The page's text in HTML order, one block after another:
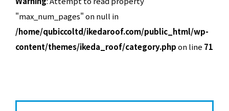
"max_num_pages" on null in
/home/qubiccoltd/ikedaroof.com/public_html/wp-
content/themes/ikeda_roof/category.phpon line 71